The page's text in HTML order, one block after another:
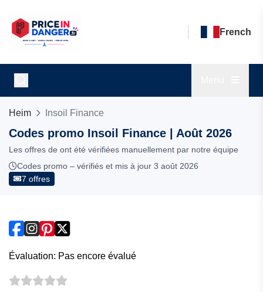
French
Heim Insoil Finance
Codes promo Insoil Finance | Août 2026
Les offres de ont été vérifiées manuellement par notre équipe
Codes promo – vérifiés et mis à jour 3 août 2026
7 offres
Évaluation: Pas encore évalué